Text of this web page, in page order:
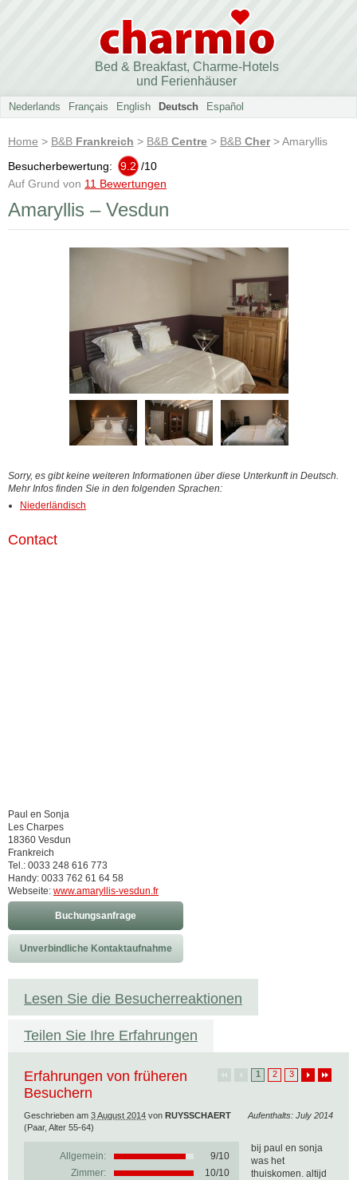
Bed & Breakfast, Charme-Hotels
und Ferienhäuser
Nederlands Français English Deutsch Español
Home > B&B Frankreich > B&B Centre > B&B Cher> Amaryllis
Besucherbewertung:
9.2 /10
Auf Grund von 11 Bewertungen
Amaryllis – Vesdun
Sorry, es gibt keine weiteren Informationen über diese Unterkunft in Deutsch.
Mehr Infos finden Sie in den folgenden Sprachen:
Niederländisch
Contact
Paul en Sonja
Les Charpes
18360 Vesdun
Frankreich
Tel.: 0033 248 616 773
Handy: 0033 762 61 64 58
Webseite: www.amaryllis-vesdun.fr
Buchungsanfrage
Unverbindliche Kontaktaufnahme
Lesen Sie die Besucherreaktionen
Teilen Sie Ihre Erfahrungen
1 2 3
Erfahrungen von früheren
Besuchern
Aufenthalts: July 2014
Geschrieben am 3 August 2014 von RUYSSCHAERT
(Paar, Alter 55-64)
Allgemein: 9/10
Zimmer:
10/10
bij paul en sonja
was het
thuiskomen. altijd